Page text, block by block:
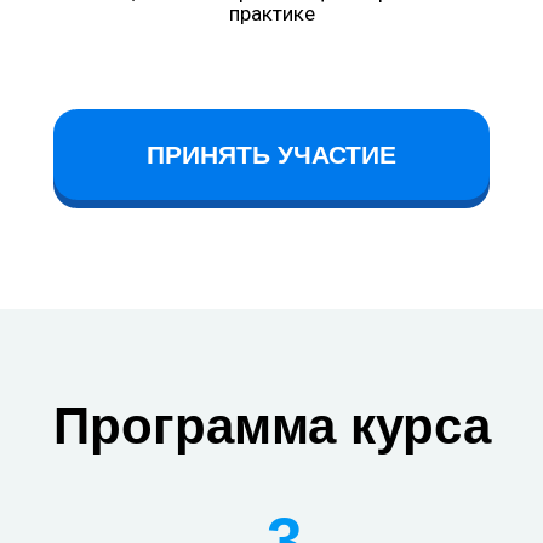
практике
ПРИНЯТЬ УЧАСТИЕ
Программа курса